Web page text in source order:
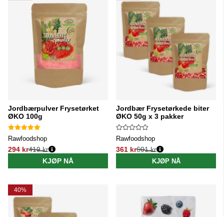
Jordbærpulver Frysetørket
ØKO 100g
Rawfoodshop
294 kr
Vanlig pris:
419 kr
KJØP NÅ
Jordbær Frysetørkede biter
ØKO 50g x 3 pakker
Rawfoodshop
361 kr
Vanlig pris:
601 kr
KJØP NÅ
40%